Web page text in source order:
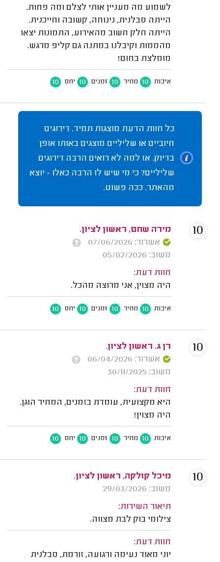
לשמוע מה מעניין אותי לצלם ומה פחות.
הייתה סבלנית, נינוחה, קשובה וחייכנית.
הייתה חלק חשוב מהאירוע, התמונות יצאו
מהממות וקיבלנו במתנה גם קליפ מרגש.
מומלצת בחום!
איכות 10 מחיר 10 זמנים 10 יחס 10
כל חוות הדעת מוצגות תמיד. דירוגים
חיוביים או שליליים מוצגים באותו אופן
בדיוק. אז למה לא רואים הרבה דירוגים
שליליים? כי מי שיש לו הרבה כאלו - יוצא
מהאתר. ככה פשוט.
מירה שחם, ראשון לציון.
אשרור: 07/06/2026
משוב: 05/02/2026
חוות דעת:
היה מצוין, אני מרוצה מהכל.
איכות 10 מחיר 10 זמנים 10 יחס 10
10
רן ג. ראשון לציון.
אשרור: 06/04/2026
משוב: 30/11/2025
חוות דעת:
היא מקצועית, עומדת בזמנים, המחיר הוגן.
היה מצוין!
איכות 10 מחיר 10 זמנים 10 יחס 10
10
מיכל קולקה, ראשון לציון.
משוב: 29/03/2026
תיאור השירות:
צילומי בוק לבת מצווה.
חוות דעת:
יוני מאוד נעימה ורגועה, זורמת, סבלנית
10